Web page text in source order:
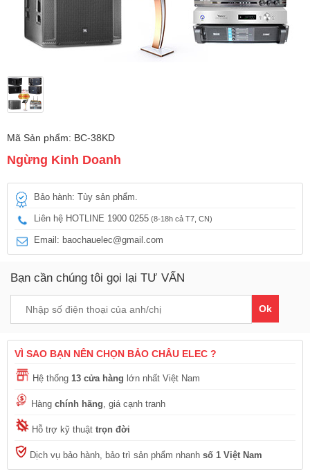
Mã Sản phẩm: BC-38KD
Ngừng Kinh Doanh
Bảo hành: Tùy sản phẩm.
Liên hệ HOTLINE 1900 0255 (8-18h cả T7, CN)
Email: baochauelec@gmail.com
Bạn cần chúng tôi gọi lại TƯ VẤN
Ok
VÌ SAO BẠN NÊN CHỌN BẢO CHÂU ELEC ?
Hệ thống 13 cửa hàng lớn nhất Việt Nam
Hàng chính hãng , giá cạnh tranh
Hỗ trợ kỹ thuật trọn đời
Dịch vụ bảo hành, bảo trì sản phẩm nhanh số 1 Việt Nam